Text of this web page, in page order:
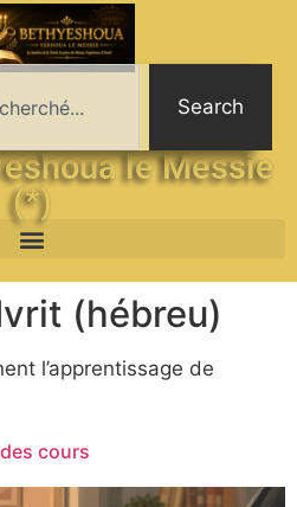
Search
(*)
(hébreu)
l’apprentissage de
cours